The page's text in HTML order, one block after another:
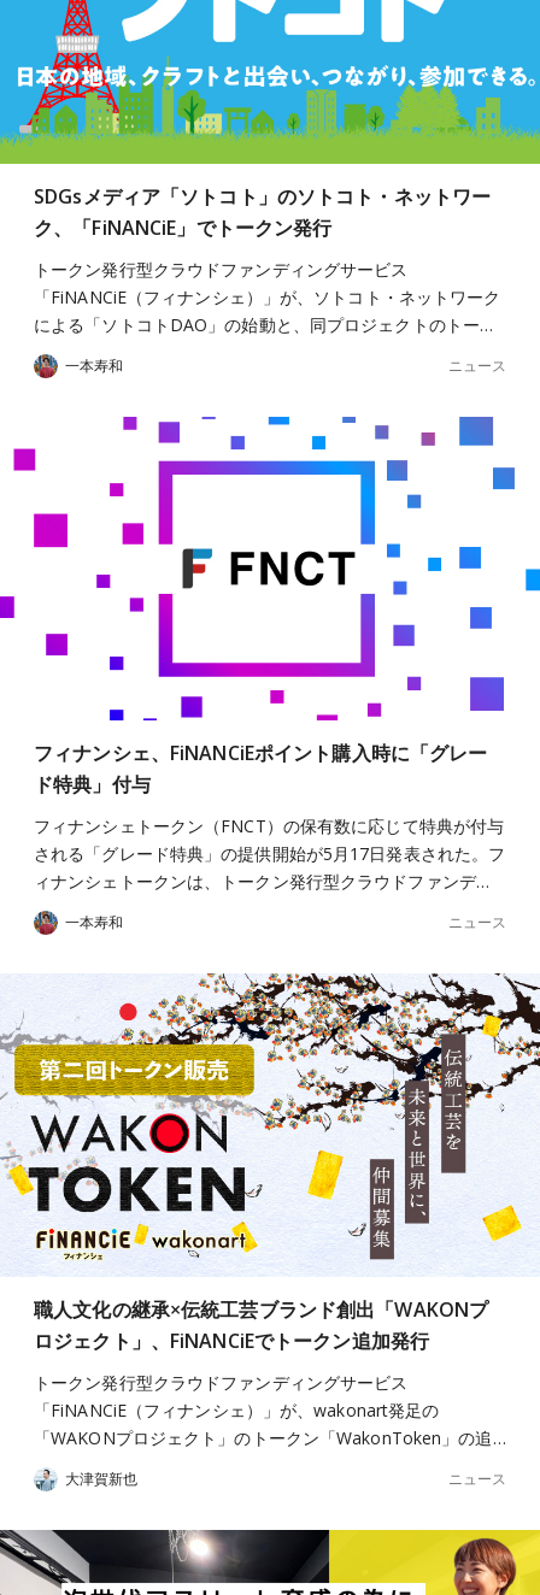
SDGsメディア「ソトコト」のソトコト・ネットワー
ク、「FiNANCiE」でトークン発行
トークン発行型クラウドファンディングサービス
「FiNANCiE（フィナンシェ）」が、ソトコト・ネットワーク
による「ソトコトDAO」の始動と、同プロジェクトのトー…
一本寿和 ニュース
フィナンシェ、FiNANCiEポイント購入時に「グレー
ド特典」付与
フィナンシェトークン（FNCT）の保有数に応じて特典が付与
される「グレード特典」の提供開始が5月17日発表された。フ
ィナンシェトークンは、トークン発行型クラウドファンデ…
一本寿和 ニュース
職人文化の継承×伝統工芸ブランド創出「WAKONプ
ロジェクト」、FiNANCiEでトークン追加発行
トークン発行型クラウドファンディングサービス
「FiNANCiE（フィナンシェ）」が、wakonart発足の
「WAKONプロジェクト」のトークン「WakonToken」の追…
大津賀新也 ニュース